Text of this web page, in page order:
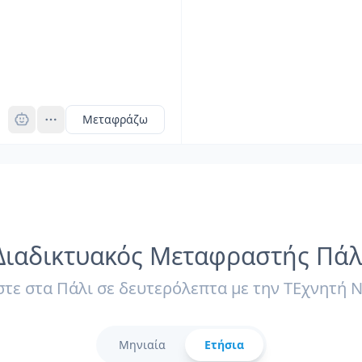
Μεταφράζω
Μεταφραστής
στα Πάλι σε δευτερόλεπτα με την ΤΕχνητή
Μηνιαία Ετήσια